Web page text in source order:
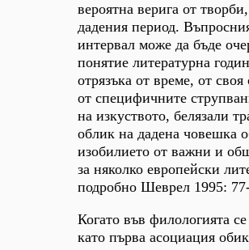
вероятна верига от
дадения период.
интервал може да бъде
понятие литературна
отрязъка от време, от своя
от специфичните
на изкуството, белязали
облик на дадена човешка
изобилието от важни и
за няколко европейски
подробно Шеврел 1995:
Когато във филологията
като първа асоциация